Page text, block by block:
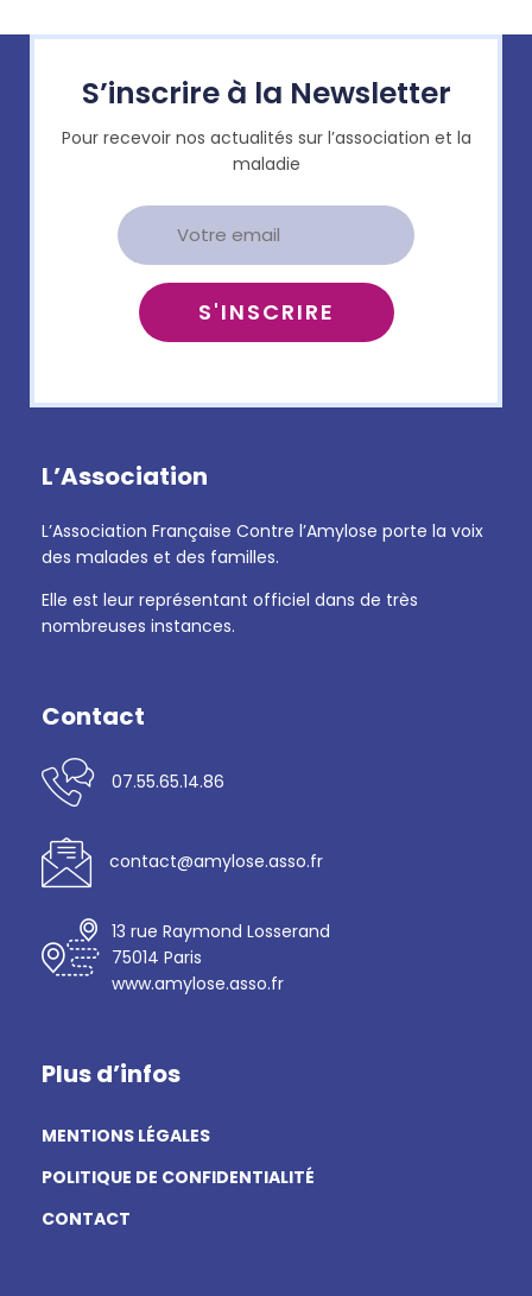
S’inscrire à la Newsletter
Pour recevoir nos actualités sur l’association et la
maladie
L’Association
L’Association Française Contre l’Amylose porte la voix
des malades et des familles.
Elle est leur représentant officiel dans de très
nombreuses instances.
Contact
07.55.65.14.86
contact@amylose.asso.fr
13 rue Raymond Losserand
75014 Paris
www.amylose.asso.fr
Plus d’infos
MENTIONS LÉGALES
POLITIQUE DE CONFIDENTIALITÉ
CONTACT